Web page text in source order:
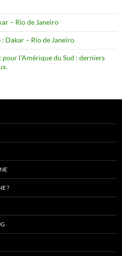
– Rio de Janeiro
: Dakar – Rio de Janeiro
l’Amérique du Sud : derniers
?